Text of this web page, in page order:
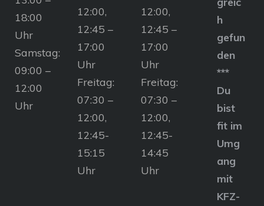
18:00
Uhr
Samstag:
09:00 –
12:00
Uhr
12:00,
12:45 –
17:00
Uhr
Freitag:
07:30 –
12:00,
12:45-
15:15
Uhr
12:00,
12:45 –
17:00
Uhr
Freitag:
07:30 –
12:00,
12:45-
14:45
Uhr
h
gefun
den
***
Du
bist
fit im
Umg
ang
mit
KFZ-